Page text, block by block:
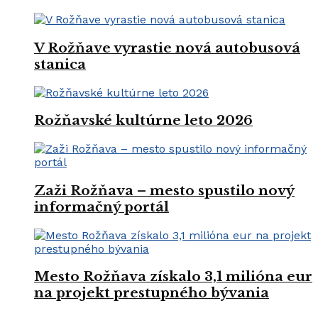
V Rožňave vyrastie nová autobusová
stanica
Rožňavské kultúrne leto 2026
Zaži Rožňava – mesto spustilo nový
informačný portál
Mesto Rožňava získalo 3,1 milióna eur
na projekt prestupného bývania